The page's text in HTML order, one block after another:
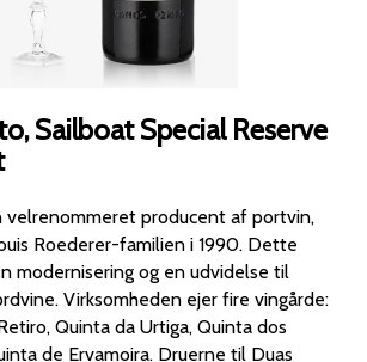
Sailboat Special Reserve
velrenommeret producent af portvin,
Roederer-familien i 1990. Dette
modernisering og en udvidelse til
fire vingårde:
Quinta da Urtiga, Quinta dos
Druerne til Duas